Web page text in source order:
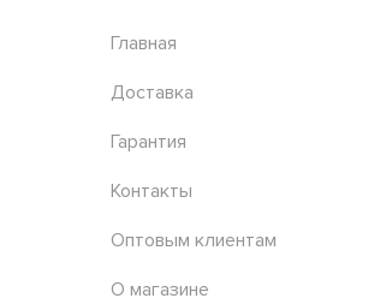
Главная
Доставка
Гарантия
Контакты
Оптовым клиентам
О магазине